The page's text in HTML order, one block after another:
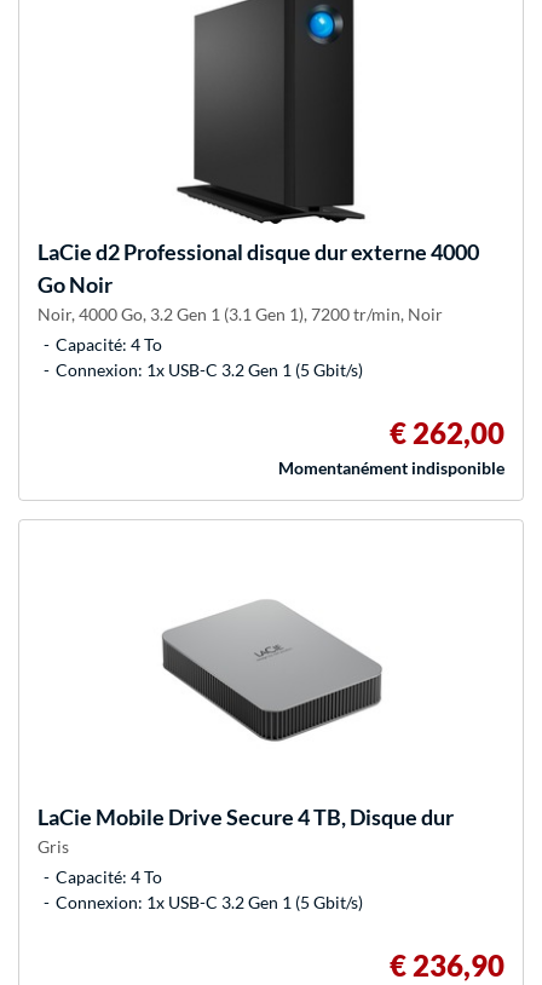
LaCied2 Professional disque dur externe 4000
Go Noir
Noir, 4000 Go, 3.2 Gen 1 (3.1 Gen 1), 7200 tr/min, Noir
Capacité: 4 To
Connexion: 1x USB-C 3.2 Gen 1 (5 Gbit/s)
€ 262,00
Momentanément indisponible
LaCie Mobile Drive Secure 4 TB, Disque dur
Gris
Capacité: 4 To
Connexion: 1x USB-C 3.2 Gen 1 (5 Gbit/s)
€ 236,90